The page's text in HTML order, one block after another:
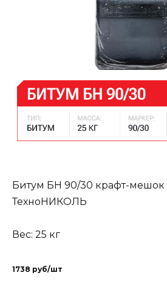
Битум БН 90/30 крафт-мешок
ТехноНИКОЛЬ
Вес: 25 кг
1738 руб/шт